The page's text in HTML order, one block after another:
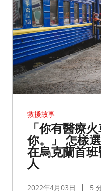
救援故事
「你有醫療
你。」 怎樣
在烏克蘭首
人
2022年4月03日 5